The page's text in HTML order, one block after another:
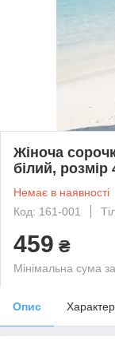
Жіноча
білий, розмір
Немає в наявності
Код: 161-001
459 ₴
Мінімальна сума
Опис